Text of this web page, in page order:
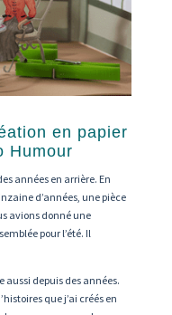
en papier
Humour
années en arrière. En
d’années, une pièce
avions donné une
pour l’été. Il
aussi depuis des années.
que j’ai créés en